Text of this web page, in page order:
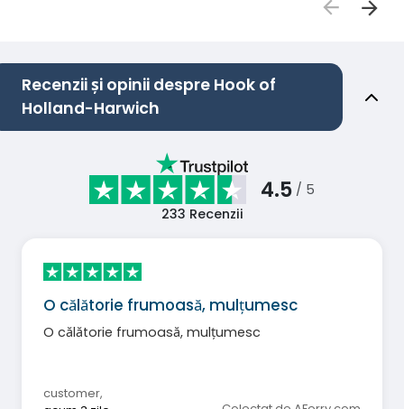
Recenzii și opinii despre Hook of
Holland-Harwich
4.5 / 5
233 Recenzii
O călătorie frumoasă, mulțumesc
O călătorie frumoasă, mulțumesc
customer,